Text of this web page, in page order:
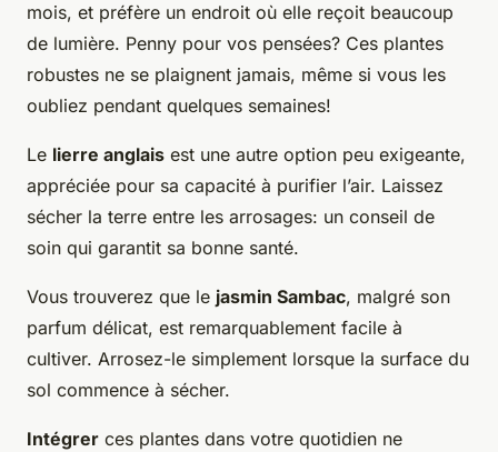
mois, et préfère un endroit où elle reçoit beaucoup
de lumière. Penny pour vos pensées? Ces plantes
robustes ne se plaignent jamais, même si vous les
oubliez pendant quelques semaines!
Le lierre anglais est une autre option peu exigeante,
appréciée pour sa capacité à purifier l’air. Laissez
sécher la terre entre les arrosages: un conseil de
soin qui garantit sa bonne santé.
Vous trouverez que le jasmin Sambac, malgré son
parfum délicat, est remarquablement facile à
cultiver. Arrosez-le simplement lorsque la surface du
sol commence à sécher.
Intégrer ces plantes dans votre quotidien ne